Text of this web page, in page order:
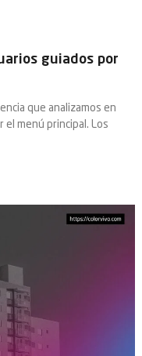
guiados por
que analizamos en
el menú principal. Los